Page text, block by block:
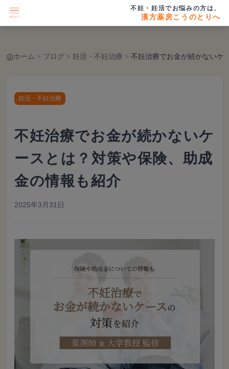
不妊・妊活でお悩みの方は、
漢方薬房こうのとりへ
ホーム > ブログ > 妊活・不妊治療 >
妊活・不妊治療
不妊治療でお金が続かないケ
ースとは？対策や保険、助成
金の情報も紹介
2025年3月31日